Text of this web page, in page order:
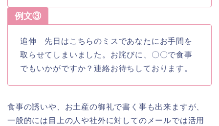
例文③
追伸 先日はこちらのミスであなたにお手間を
取らせてしまいました。お詫びに、〇〇で食事
でもいかがですか？連絡お待ちしております。
食事の誘いや、お土産の御礼で書く事も出来ますが、
一般的には目上の人や社外に対してのメールでは活用